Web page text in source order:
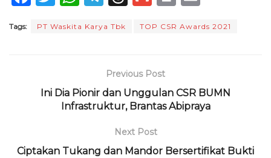
c
o
it a
p
p
e
ra
m
re
d
s
ai n ai
Tags: PT Waskita Karya Tbk TOP CSR Awards 2021
Previous Post
Ini Dia Pionir dan Unggulan CSR BUMN
Infrastruktur, Brantas Abipraya
Next Post
Ciptakan Tukang dan Mandor Bersertifikat Bukti